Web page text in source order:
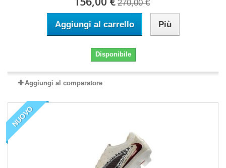
270,00 €
Aggiungi al carrello Più
Disponibile
Aggiungi al comparatore
NUOVO